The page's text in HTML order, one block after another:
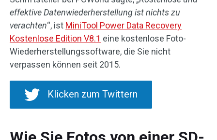
effektive Datenwiederherstellung ist nichts zu
verachten“, ist MiniTool Power Data Recovery
Kostenlose Edition V8.1 eine kostenlose Foto-
Wiederherstellungssoftware, die Sie nicht
verpassen können seit 2015.
Klicken zum Twittern